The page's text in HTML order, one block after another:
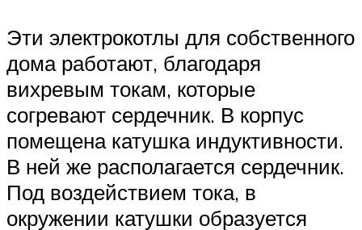
Эти электрокотлы для собственного
дома работают, благодаря
вихревым токам, которые
согревают сердечник. В корпус
помещена катушка индуктивности.
В ней же располагается сердечник.
Под воздействием тока, в
окружении катушки образуется